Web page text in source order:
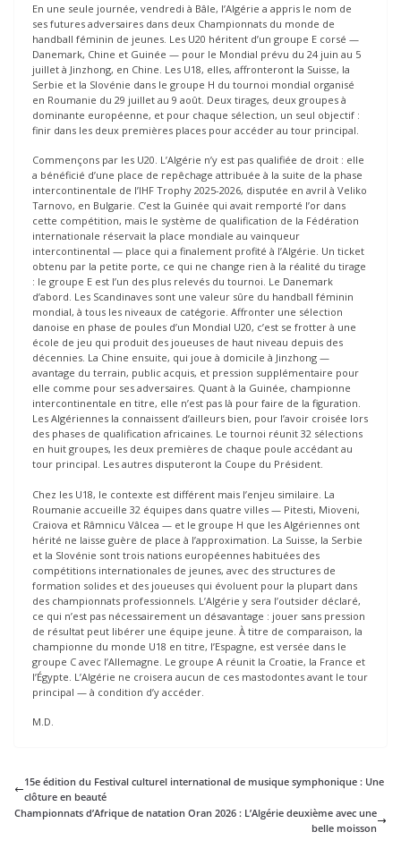
En une seule journée, vendredi à Bâle, l’Algérie a appris le nom de
ses futures adversaires dans deux Championnats du monde de
handball féminin de jeunes. Les U20 héritent d’un groupe E corsé —
Danemark, Chine et Guinée — pour le Mondial prévu du 24 juin au 5
juillet à Jinzhong, en Chine. Les U18, elles, affronteront la Suisse, la
Serbie et la Slovénie dans le groupe H du tournoi mondial organisé
en Roumanie du 29 juillet au 9 août. Deux tirages, deux groupes à
dominante européenne, et pour chaque sélection, un seul objectif :
finir dans les deux premières places pour accéder au tour principal.
Commençons par les U20. L’Algérie n’y est pas qualifiée de droit : elle
a bénéficié d’une place de repêchage attribuée à la suite de la phase
intercontinentale de l’IHF Trophy 2025-2026, disputée en avril à Veliko
Tarnovo, en Bulgarie. C’est la Guinée qui avait remporté l’or dans
cette compétition, mais le système de qualification de la Fédération
internationale réservait la place mondiale au vainqueur
intercontinental — place qui a finalement profité à l’Algérie. Un ticket
obtenu par la petite porte, ce qui ne change rien à la réalité du tirage
: le groupe E est l’un des plus relevés du tournoi. Le Danemark
d’abord. Les Scandinaves sont une valeur sûre du handball féminin
mondial, à tous les niveaux de catégorie. Affronter une sélection
danoise en phase de poules d’un Mondial U20, c’est se frotter à une
école de jeu qui produit des joueuses de haut niveau depuis des
décennies. La Chine ensuite, qui joue à domicile à Jinzhong —
avantage du terrain, public acquis, et pression supplémentaire pour
elle comme pour ses adversaires. Quant à la Guinée, championne
intercontinentale en titre, elle n’est pas là pour faire de la figuration.
Les Algériennes la connaissent d’ailleurs bien, pour l’avoir croisée lors
des phases de qualification africaines. Le tournoi réunit 32 sélections
en huit groupes, les deux premières de chaque poule accédant au
tour principal. Les autres disputeront la Coupe du Président.
Chez les U18, le contexte est différent mais l’enjeu similaire. La
Roumanie accueille 32 équipes dans quatre villes — Pitesti, Mioveni,
Craiova et Râmnicu Vâlcea — et le groupe H que les Algériennes ont
hérité ne laisse guère de place à l’approximation. La Suisse, la Serbie
et la Slovénie sont trois nations européennes habituées des
compétitions internationales de jeunes, avec des structures de
formation solides et des joueuses qui évoluent pour la plupart dans
des championnats professionnels. L’Algérie y sera l’outsider déclaré,
ce qui n’est pas nécessairement un désavantage : jouer sans pression
de résultat peut libérer une équipe jeune. À titre de comparaison, la
championne du monde U18 en titre, l’Espagne, est versée dans le
groupe C avec l’Allemagne. Le groupe A réunit la Croatie, la France et
l’Égypte. L’Algérie ne croisera aucun de ces mastodontes avant le tour
principal — à condition d’y accéder.
M.D.
15e édition du Festival culturel international de musique symphonique : Une
clôture en beauté
Championnats d’Afrique de natation Oran 2026 : L’Algérie deuxième avec une
belle moisson